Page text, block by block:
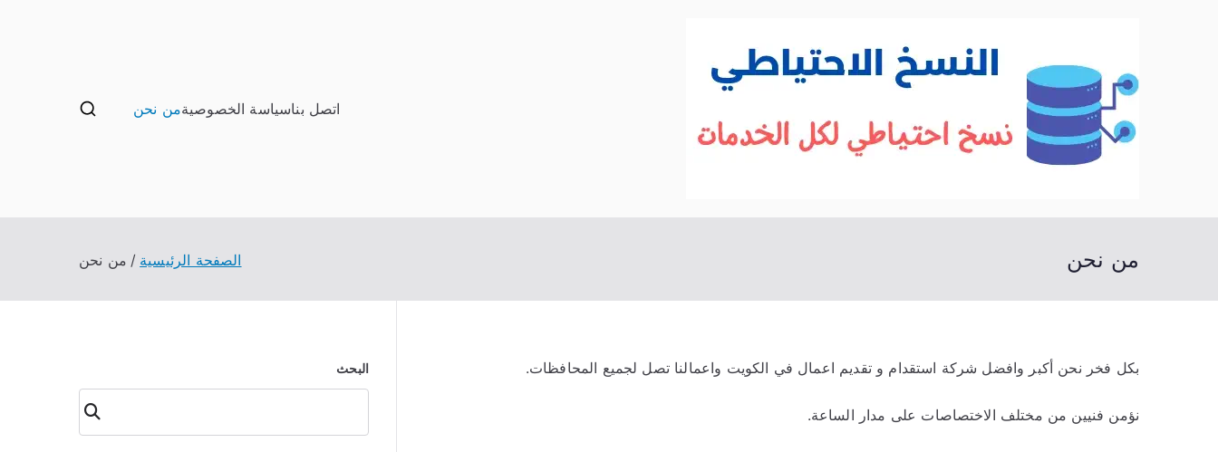
خدمات منزلية بالكويت شراء بيع فك نقل تركيب صيانة تصليح اثاث عفش
اتصل بناسياسة الخصوصيةمن نحن
من نحن الصفحة الرئيسية من نحن
بكل فخر نحن أكبر وافضل شركة استقدام و تقديم اعمال في الكويت واعمالنا تصل لجميع المحافظات.
نؤمن فنيين من مختلف الاختصاصات على مدار الساعة.
البحث
البحث